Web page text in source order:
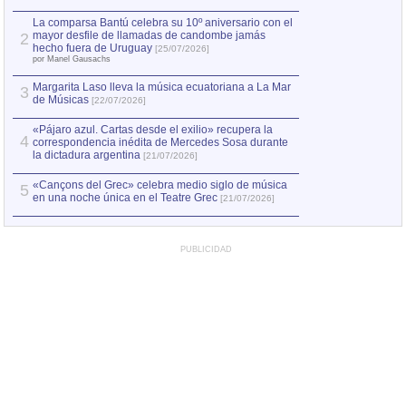
2
La comparsa Bantú celebra su 10º aniversario con el
mayor desfile de llamadas de candombe jamás
hecho fuera de Uruguay [25/07/2026]
por Manel Gausachs
3 Margarita Laso lleva la música ecuatoriana a La Mar
de Músicas [22/07/2026]
4
«Pájaro azul. Cartas desde el exilio» recupera la
correspondencia inédita de Mercedes Sosa durante
la dictadura argentina [21/07/2026]
5 «Cançons del Grec» celebra medio siglo de música
en una noche única en el Teatre Grec [21/07/2026]
PUBLICIDAD